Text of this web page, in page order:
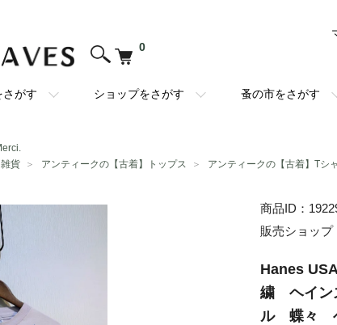
0
さがす ショップをさがす 蚤の市をさがす
貨 ＞ アンティークの【古着】トップス ＞ アンティークの【古着】Tシ
商品ID：
販売ショップ
Hanes
繍 ヘイ
ル 蝶々